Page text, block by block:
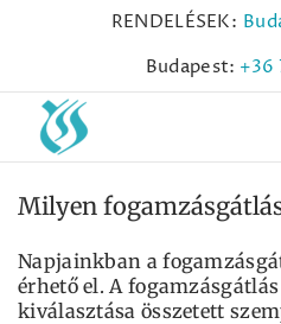
RENDELÉSEK:
Budapest: +36
Milyen
Napjainkban a
érhető el. A
kiválasztása összetett